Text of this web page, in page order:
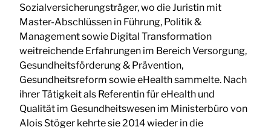
Sozialversicherungsträger, wo die Juristin mit
Master-Abschlüssen in Führung, Politik &
Management sowie Digital Transformation
weitreichende Erfahrungen im Bereich Versorgung,
Gesundheitsförderung & Prävention,
Gesundheitsreform sowie eHealth sammelte. Nach
ihrer Tätigkeit als Referentin für eHealth und
Qualität im Gesundheitswesen im Ministerbüro von
Alois Stöger kehrte sie 2014 wieder in die